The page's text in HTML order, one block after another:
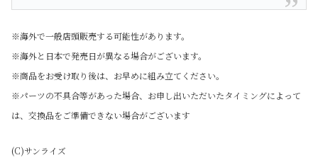
※海外で一般店頭販売する可能性があります。
※海外と日本で発売日が異なる場合がございます。
※商品をお受け取り後は、お早めに組み立てください。
※パーツの不具合等があった場合、お申し出いただいたタイミングによって
は、交換品をご準備できない場合がございます
(C)サンライズ